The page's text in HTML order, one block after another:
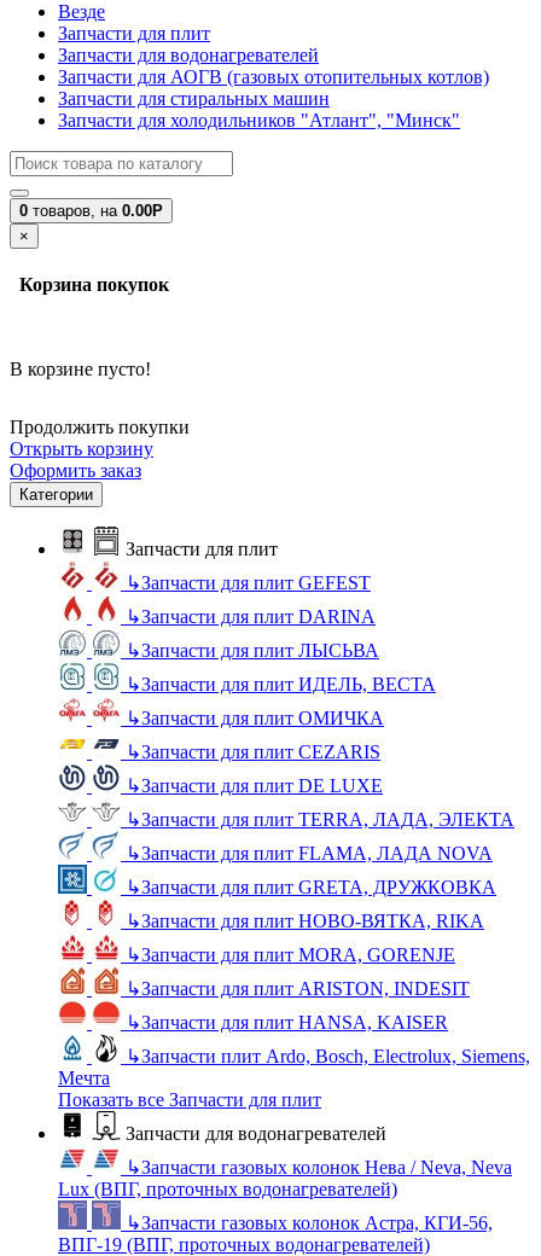
Везде
Запчасти для плит
Запчасти для водонагревателей
Запчасти для АОГВ (газовых отопительных котлов)
Запчасти для стиральных машин
Запчасти для холодильников "Атлант", "Минск"
0 товаров, на 0.00Р
×
Корзина покупок
В корзине пусто!
Продолжить покупки
Открыть корзину
Оформить заказ
Категории
Запчасти для плит
↳Запчасти для плит GEFEST
↳Запчасти для плит DARINA
↳Запчасти для плит ЛЫСЬВА
↳Запчасти для плит ИДЕЛЬ, ВЕСТА
↳Запчасти для плит ОМИЧКА
↳Запчасти для плит CEZARIS
↳Запчасти для плит DE LUXE
↳Запчасти для плит TERRA, ЛАДА, ЭЛЕКТА
↳Запчасти для плит FLAMA, ЛАДА NOVA
↳Запчасти для плит GRETA, ДРУЖКОВКА
↳Запчасти для плит НОВО-ВЯТКА, RIKA
↳Запчасти для плит MORA, GORENJE
↳Запчасти для плит ARISTON, INDESIT
↳Запчасти для плит HANSA, KAISER
↳Запчасти плит Ardo, Bosch, Electrolux, Siemens,
Мечта
Показать все Запчасти для плит
Запчасти для водонагревателей
↳Запчасти газовых колонок Нева / Neva, Neva
Lux (ВПГ, проточных водонагревателей)
↳Запчасти газовых колонок Астра, КГИ-56,
ВПГ-19 (ВПГ, проточных водонагревателей)